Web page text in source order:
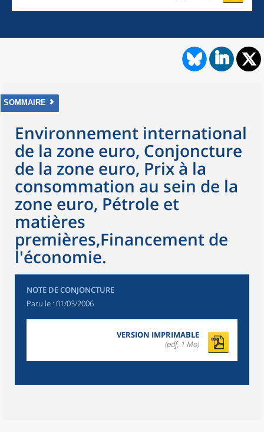
SOMMAIRE
Environnement international
de la zone euro, Conjoncture
de la zone euro, Prix à la
consommation au sein de la
zone euro, Pétrole et
matières
premières,Financement de
l'économie.
NOTE DE CONJONCTURE
Paru le : 01/03/2006
VERSION IMPRIMABLE
(pdf, 1 Mo)